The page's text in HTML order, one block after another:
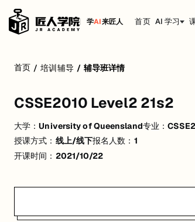
学AI来匠人 首页 AI 学习
CSSE2010 Level2 21s2
开始日期: 2021/10/22
已有 1 名同学报名参加
关联大学:University of Queensland
首页 / 培训辅导 / 辅导班详情
CSSE2010 Level2 21s2
大学：University of Queensland专业：
授课方式： 线上/线下报名人数： 1
开课时间： 2021/10/22